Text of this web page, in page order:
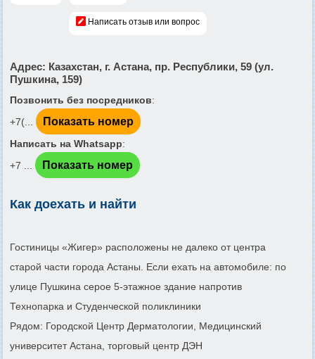
Написать отзыв или вопрос
Адрес: Казахстан, г. Астана, пр. Республики, 59 (ул.
Пушкина, 159)
Позвонить без посредников:
+7(...
Показать номер
Написать на Whatsapp:
+7 ...
Показать номер
Как доехать и найти
Гостиницы «Жигер» расположены не далеко от центра
старой части города Астаны. Если ехать на автомобиле: по
улице Пушкина серое 5-этажное здание напротив
Технопарка и Студенческой поликлиники
Рядом: Городской Центр Дерматологии, Медицинский
университет Астана, торговый центр ДЭН